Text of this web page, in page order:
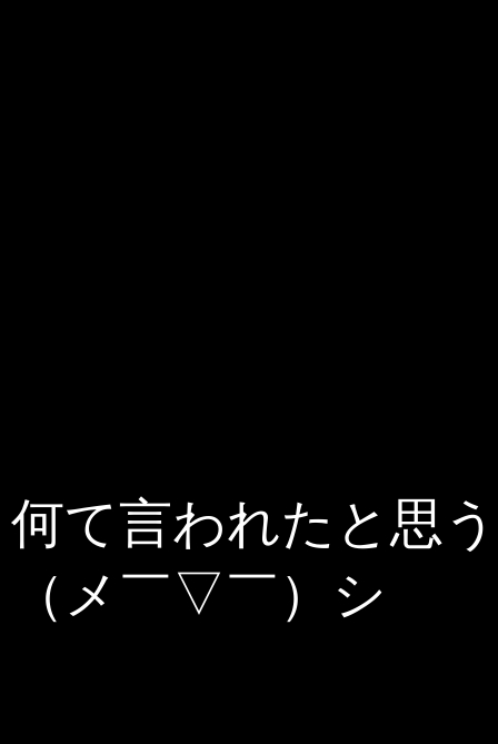
何て言われたと思
（メ￣▽￣）シ